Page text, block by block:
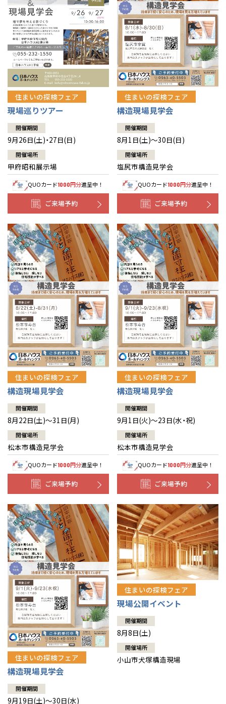
住まいの探検フェア
現場巡りツアー
開催期間
9月26日(土)・27日(日)
開催場所
甲府昭和展示場
QUOカード1000円分進呈中！
ご来場予約
住まいの探検フェア
構造現場見学会
開催期間
8月1日(土)～30日(日)
開催場所
塩尻市構造見学会
QUOカード1000円分進呈中！
ご来場予約
住まいの探検フェア
構造現場見学会
開催期間
8月22日(土)～31日(月)
開催場所
松本市構造見学会
QUOカード1000円分進呈中！
ご来場予約
住まいの探検フェア
構造現場見学会
開催期間
9月1日(火)～23日(水・祝)
開催場所
松本市構造見学会
QUOカード1000円分進呈中！
ご来場予約
住まいの探検フェア
構造現場見学会
開催期間
9月19日(土)～30日(水)
住まいの探検フェア
現場公開イベント
開催期間
8月8日(土)
開催場所
小山市犬塚構造現場